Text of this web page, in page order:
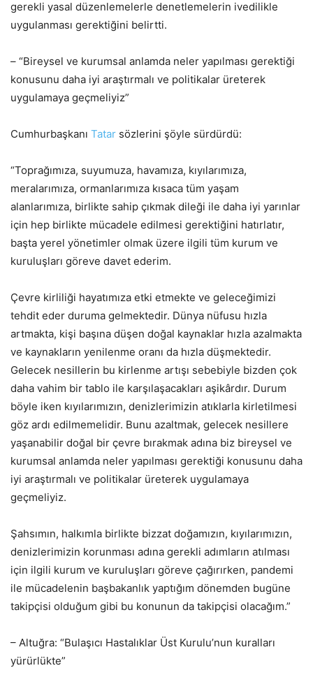
gerekli yasal düzenlemelerle denetlemelerin ivedilikle
uygulanması gerektiğini belirtti.
– “Bireysel ve kurumsal anlamda neler yapılması gerektiği
konusunu daha iyi araştırmalı ve politikalar üreterek
uygulamaya geçmeliyiz”
Cumhurbaşkanı Tatar sözlerini şöyle sürdürdü:
“Toprağımıza, suyumuza, havamıza, kıyılarımıza,
meralarımıza, ormanlarımıza kısaca tüm yaşam
alanlarımıza, birlikte sahip çıkmak dileği ile daha iyi yarınlar
için hep birlikte mücadele edilmesi gerektiğini hatırlatır,
başta yerel yönetimler olmak üzere ilgili tüm kurum ve
kuruluşları göreve davet ederim.
Çevre kirliliği hayatımıza etki etmekte ve geleceğimizi
tehdit eder duruma gelmektedir. Dünya nüfusu hızla
artmakta, kişi başına düşen doğal kaynaklar hızla azalmakta
ve kaynakların yenilenme oranı da hızla düşmektedir.
Gelecek nesillerin bu kirlenme artışı sebebiyle bizden çok
daha vahim bir tablo ile karşılaşacakları aşikârdır. Durum
böyle iken kıyılarımızın, denizlerimizin atıklarla kirletilmesi
göz ardı edilmemelidir. Bunu azaltmak, gelecek nesillere
yaşanabilir doğal bir çevre bırakmak adına biz bireysel ve
kurumsal anlamda neler yapılması gerektiği konusunu daha
iyi araştırmalı ve politikalar üreterek uygulamaya
geçmeliyiz.
Şahsımın, halkımla birlikte bizzat doğamızın, kıyılarımızın,
denizlerimizin korunması adına gerekli adımların atılması
için ilgili kurum ve kuruluşları göreve çağırırken, pandemi
ile mücadelenin başbakanlık yaptığım dönemden bugüne
takipçisi olduğum gibi bu konunun da takipçisi olacağım.”
– Altuğra: “Bulaşıcı Hastalıklar Üst Kurulu’nun kuralları
yürürlükte”